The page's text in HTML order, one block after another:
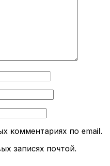
комментариях по email.
записях почтой.